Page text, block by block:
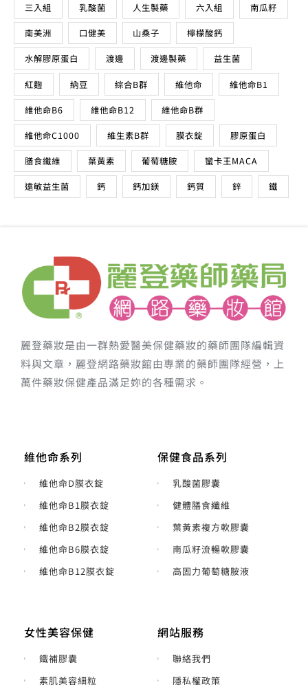
三入組 乳酸菌 人生製藥 六入組 南瓜籽
南美洲 口健美 山桑子 檸檬酸鈣
水解膠原蛋白 渡邊 渡邊製藥 益生菌
紅麴 納豆 綜合B群 維他命 維他命B1
維他命B6 維他命B12 維他命B群
維他命C1000 維生素B群 膜衣錠 膠原蛋白
膳食纖維 葉黃素 葡萄糖胺 蠻卡王MACA
遠敏益生菌 鈣 鈣加鎂 鈣質 鋅 鐵
麗登藥妝是由一群熱愛醫美保健藥妝的藥師團隊編輯資
料與文章，麗登網路藥妝館由專業的藥師團隊經營，上
萬件藥妝保健產品滿足妳的各種需求。
維他命系列
維他命D膜衣錠
維他命B1膜衣錠
維他命B2膜衣錠
維他命B6膜衣錠
維他命B12膜衣錠
保健食品系列
乳酸菌膠囊
健體膳食纖維
葉黃素複方軟膠囊
南瓜籽流暢軟膠囊
高固力葡萄糖胺液
女性美容保健
鐵補膠囊
素肌美容細粒
網站服務
聯絡我們
隱私權政策